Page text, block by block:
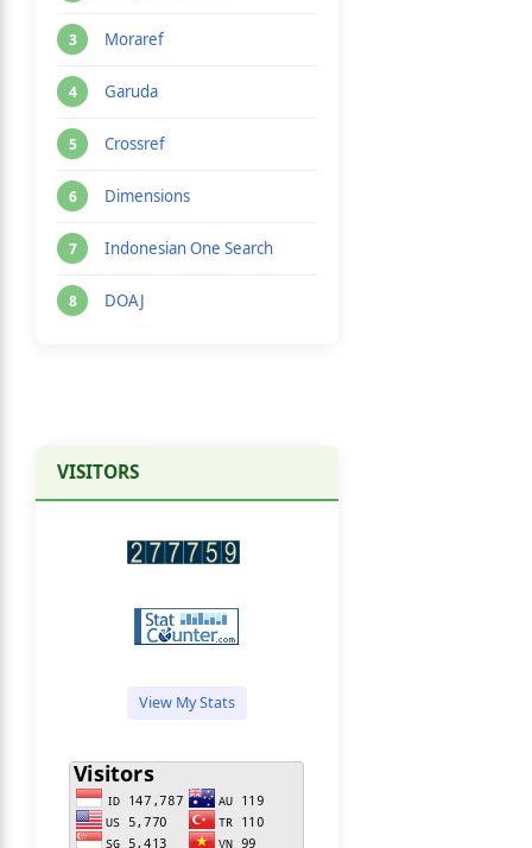
Moraref
Garuda
Crossref
Dimensions
Indonesian One Search
DOAJ
VISITORS
View My Stats